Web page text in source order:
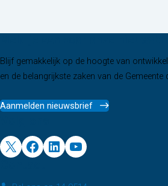
Blijf gemakkelijk op de hoogte van
en de belangrijkste zaken van de Gemeente
Aanmelden nieuwsbrief
X Facebook LinkedIn YouTube